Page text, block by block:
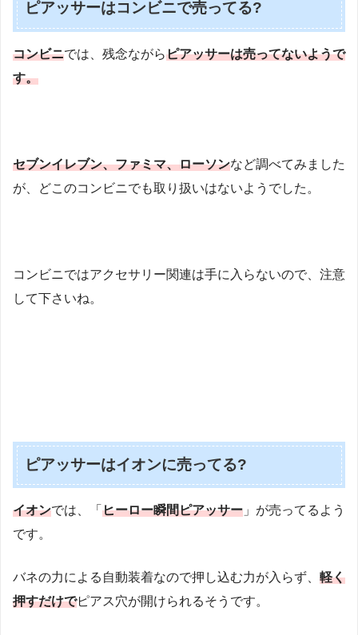
ピアッサーはコンビニで売ってる?
コンビニでは、残念ながらピアッサーは売ってないようで
す。
セブンイレブン、ファミマ、ローソンなど調べてみました
が、どこのコンビニでも取り扱いはないようでした。
コンビニではアクセサリー関連は手に入らないので、注意
して下さいね。
ピアッサーはイオンに売ってる?
イオンでは、「 ヒーロー瞬間ピアッサー 」が売ってるよう
です。
バネの力による自動装着なので押し込む力が入らず、 軽く
押すだけでピアス穴が開けられるそうです。